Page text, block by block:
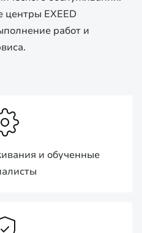
EXEED
работ и
и обученные